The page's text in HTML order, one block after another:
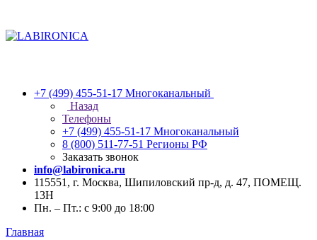
+7 (499) 455-51-17 Многоканальный
Назад
Телефоны
+7 (499) 455-51-17 Многоканальный
8 (800) 511-77-51 Регионы РФ
Заказать звонок
info@labironica.ru
115551, г. Москва, Шипиловский пр-д, д. 47, ПОМЕЩ.
13Н
Пн. – Пт.: с 9:00 до 18:00
Главная